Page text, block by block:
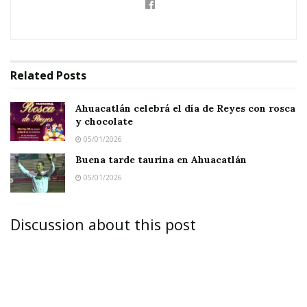
Related Posts
Ahuacatlán celebrá el día de Reyes con rosca
y chocolate
05/01/2026
Buena tarde taurina en Ahuacatlán
05/01/2026
Discussion about this post